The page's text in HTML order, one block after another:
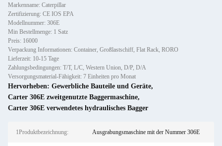
Markenname: Caterpillar
Zertifizierung: CE IOS EPA
Modellnummer: 306E
Min Bestellmenge: 1 Satz
Preis: 16000
Verpackung Informationen: Container, Großlastschiff, Flat Rack, RORO
Lieferzeit: 10-15 Tage
Zahlungsbedingungen: T/T, L/C, Western Union, D/P, D/A
Versorgungsmaterial-Fähigkeit: 7 Einheiten pro Monat
Hervorheben: Gewerbliche Bauteile und Geräte,
Carter 306E zweitgenutzte Baggermaschine,
Carter 306E verwendetes hydraulisches Bagger
1Produktbezeichnung: Ausgrabungsmaschine mit der Nummer 306E